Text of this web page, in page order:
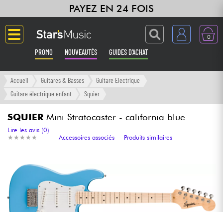
PAYEZ EN 24 FOIS
0
PROMO NOUVEAUTÉS GUIDES D'ACHAT
Langue
Amplis & Effets
Synthés & Sampleurs
Home Studio
Accueil Guitares & Basses
Guitare Electrique
Guitare électrique enfant
Squier
SQUIER Mini Stratocaster - california blue
★ ★ ★ ★ ★
★ ★ ★ ★ ★
Lire les avis (0)
Accessoires associés
Produits similaires